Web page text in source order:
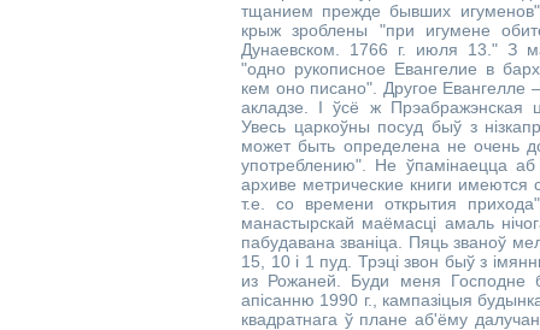
тщанием прежде бывших
крыж зроблены "при игумене
Дунаевском. 1766 г. июля 13." З
"одно рукописное Евангелие в
кем оно писано". Другое Евангелле
акладзе. І ўсё ж Прэабражэнская
Увесь царкоўны посуд быў з
может быть определена не очень
употреблению". Не ўпамінаецца
архиве метрические книги
т.е. со времени открытия
манастырскай маёмасці амаль
пабудавана званіца. Пяць званоў
15, 10 і 1 пуд. Трэці звон быў з
из Рожаней. Буди меня Господне
апісанню 1990 г., кампазіцыя
квадратнага ў плане аб'ёму